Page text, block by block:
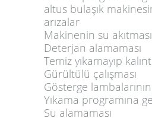
altus bulaşık
arızalar
Makinenin su akıtması
Deterjan alamaması
Temiz yıkamayıp
Gürültülü çalışması
Gösterge
Yıkama programına
Su alamaması